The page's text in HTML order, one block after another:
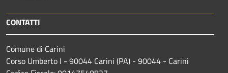
CONTATTI
Comune di Carini
Corso Umberto I - 90044 Carini (PA) - 90044 - Carini